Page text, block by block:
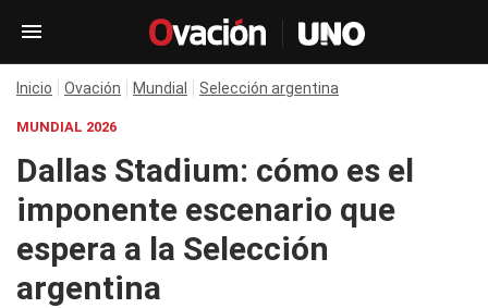
Inicio Ovación Mundial Selección argentina
MUNDIAL 2026
Dallas Stadium: cómo es el
imponente escenario que
espera a la Selección
argentina